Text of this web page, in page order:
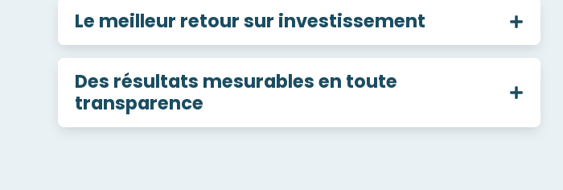
Le meilleur retour sur investissement
Des résultats mesurables en toute
transparence